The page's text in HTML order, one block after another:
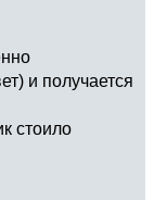
и получается
стоило